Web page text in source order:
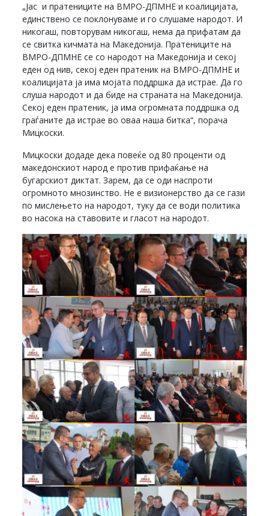
„Јас и пратениците на ВМРО-ДПМНЕ и коалицијата,
единствено се поклонуваме и го слушаме народот. И
никогаш, повторувам никогаш, нема да прифатам да
се свитка кичмата на Македонија. Пратениците на
ВМРО-ДПМНЕ се со народот на Македонија и секој
еден од нив, секој еден пратеник на ВМРО-ДПМНЕ и
коалицијата ја има мојата поддршка да истрае. Да го
слуша народот и да биде на страната на Македонија.
Секој еден пратеник, ја има огромната поддршка од
граѓаните да истрае во оваа наша битка“, порача
Мицкоски.
Мицкоски додаде дека повеќе од 80 проценти од
македонскиот народ е против прифаќање на
бугарскиот диктат. Зарем, да се оди наспроти
огромното мнозинство. Не е визионерство да се гази
по мислењето на народот, туку да се води политика
во насока на ставовите и гласот на народот.